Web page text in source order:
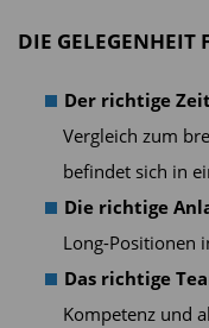
DIE GELEGENHEIT
Der richtige
Vergleich zum
befindet sich in
Die richtige
Long-Positionen
Das richtige
Kompetenz und